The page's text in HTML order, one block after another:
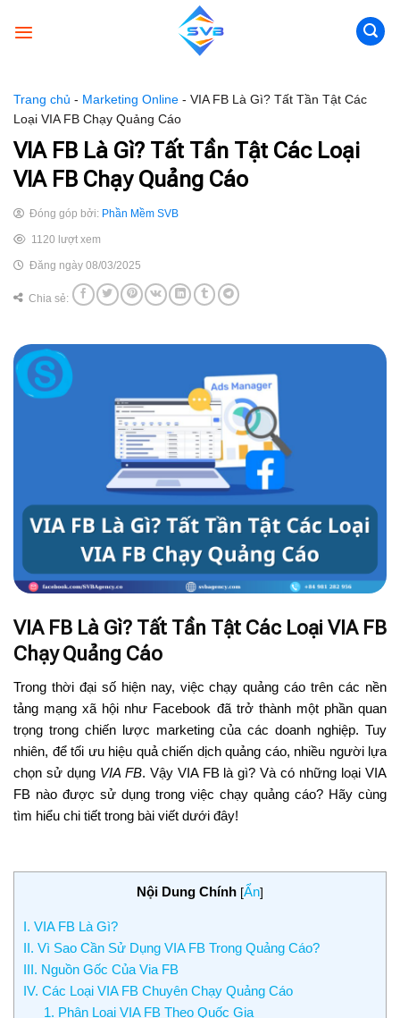
Trang chủ - Marketing Online - VIA FB Là Gì? Tất Tần Tật Các
Loại VIA FB Chạy Quảng Cáo
VIA FB Là Gì? Tất Tần Tật Các Loại
VIA FB Chạy Quảng Cáo
Đóng góp bởi: Phần Mềm SVB
1120 lượt xem
Đăng ngày 08/03/2025
Chia sẻ:
VIA FB Là Gì? Tất Tần Tật Các Loại VIA FB
Chạy Quảng Cáo
Trong thời đại số hiện nay, việc chạy quảng cáo trên các nền
tảng mạng xã hội như Facebook đã trở thành một phần quan
trọng trong chiến lược marketing của các doanh nghiệp. Tuy
nhiên, để tối ưu hiệu quả chiến dịch quảng cáo, nhiều người lựa
chọn sử dụng VIA FB. Vậy VIA FB là gì? Và có những loại VIA
FB nào được sử dụng trong việc chạy quảng cáo? Hãy cùng
tìm hiểu chi tiết trong bài viết dưới đây!
Nội Dung Chính [Ẩn]
I. VIA FB Là Gì?
II. Vì Sao Cần Sử Dụng VIA FB Trong Quảng Cáo?
III. Nguồn Gốc Của Via FB
IV. Các Loại VIA FB Chuyên Chạy Quảng Cáo
1. Phân Loại VIA FB Theo Quốc Gia